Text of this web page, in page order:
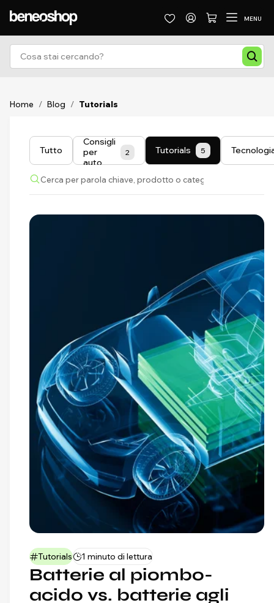
MENU
Home / Blog / Tutorials
Tutto
Consigli
per
auto
2 Tutorials 5
Tutorials 1 minuto di lettura
Batterie al piombo-
acido vs. batterie agli